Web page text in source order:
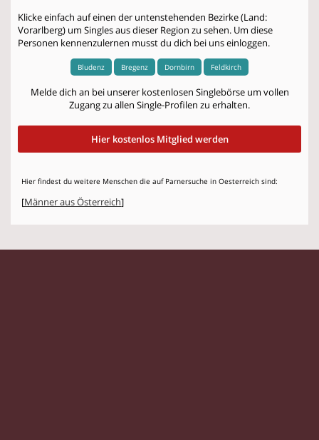
Klicke einfach auf einen der untenstehenden Bezirke (Land:
Vorarlberg) um Singles aus dieser Region zu sehen. Um diese
Personen kennenzulernen musst du dich bei uns einloggen.
Bludenz Bregenz Dornbirn Feldkirch
Melde dich an bei unserer kostenlosen Singlebörse um vollen
Zugang zu allen Single-Profilen zu erhalten.
Hier kostenlos Mitglied werden
Hier findest du weitere Menschen die auf Parnersuche in Oesterreich sind:
[Männer aus Österreich]